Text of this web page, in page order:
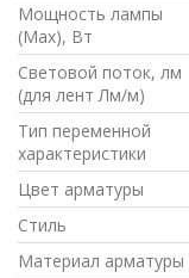
Мощность лампы
(Max), Вт
Световой поток, лм
(для лент Лм/м)
Тип переменной
характеристики
Цвет арматуры
Стиль
Материал арматуры